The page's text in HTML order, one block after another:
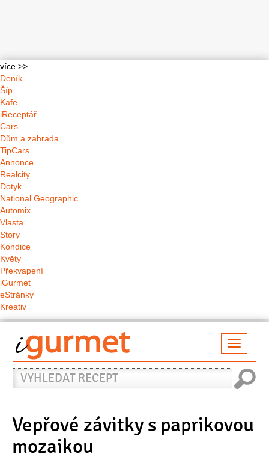
více >>
Deník
Šíp
Kafe
iReceptář
Cars
Dům a zahrada
TipCars
Annonce
Realcity
Dotyk
National Geographic
Automix
Vlasta
Story
Kondice
Květy
Překvapení
iGurmet
eStránky
Kreativ
Vyhledat
recept
Vepřové závitky s paprikovou
mozaikou